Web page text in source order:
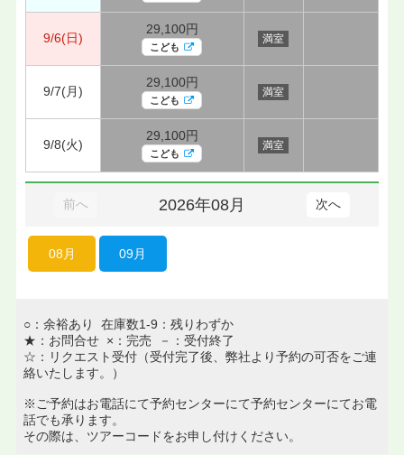
9/6(日)
29,100円
こども
満室
9/7(月)
29,100円
こども
満室
9/8(火)
29,100円
こども
満室
前へ 2026年08月 次へ
08月 09月
○：余裕あり 在庫数1-9：残りわずか
★：お問合せ ×：完売 －：受付終了
☆：リクエスト受付（受付完了後、弊社より予約の可否をご連
絡いたします。）
※ご予約はお電話にて予約センターにて予約センターにてお電
話でも承ります。
その際は、ツアーコードをお申し付けください。